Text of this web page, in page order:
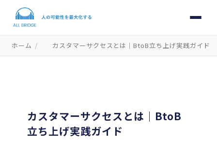
ホーム / カスタマーサクセスとは｜BtoB立ち上げ実践ガイド
カスタマーサクセスとは｜BtoB
立ち上げ実践ガイド